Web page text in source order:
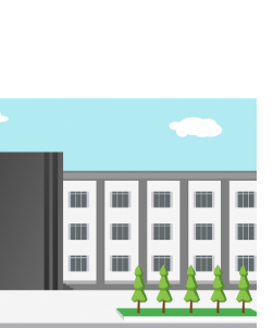
e formação do Sistema
(SNQ), as escolas públicas
as escolas profissionais
de ensino
com paralelismo
de interesse público,
profissional e de reabilitação
e de gestão protocolar
integradas noutros
coletivas de direito
certificadas do setor